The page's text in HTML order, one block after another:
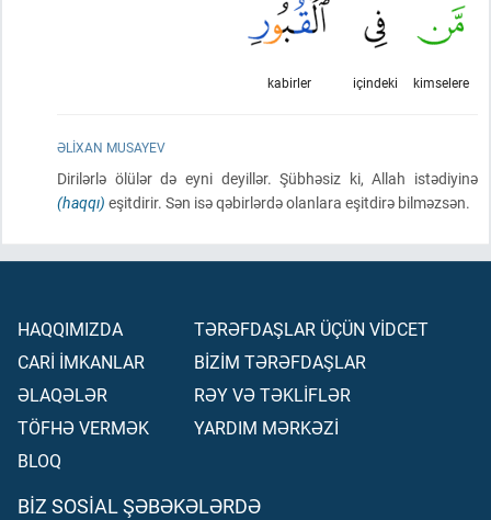
kimselere
içindeki
kabirler
ƏLIXAN MUSAYEV
Dirilərlə ölülər də eyni deyillər. Şübhəsiz ki, Allah istədiyinə
(haqqı) eşitdirir. Sən isə qəbirlərdə olanlara eşitdirə bilməzsən.
HAQQIMIZDA
CARİ İMKANLAR
ƏLAQƏLƏR
TÖFHƏ VERMƏK
BLOQ
TƏRƏFDAŞLAR ÜÇÜN VİDCET
BİZİM TƏRƏFDAŞLAR
RƏY VƏ TƏKLİFLƏR
YARDIM MƏRKƏZİ
BIZ SOSIAL ŞƏBƏKƏLƏRDƏ